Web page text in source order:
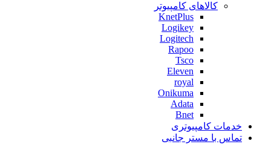
کالاهای کامپیوتر
KnetPlus
Logikey
Logitech
Rapoo
Tsco
Eleven
royal
Onikuma
Adata
Bnet
خدمات کامپیوتری
تماس با مستر جانبی